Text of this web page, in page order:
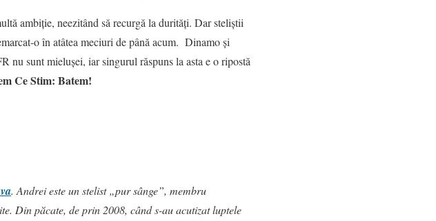
ambiție, neezitând să recurgă la durități. Dar steliștii
o în atâtea meciuri de până acum. Dinamo și
nu sunt mielușei, iar singurul răspuns la asta e o ripostă
Ce Stim: Batem!
. Andrei este un stelist „pur sânge”, membru
Din păcate, de prin 2008, când s-au acutizat luptele